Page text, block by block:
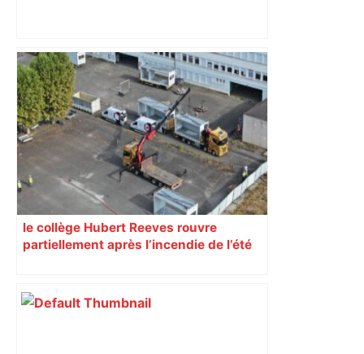
Près de Toulouse : dans cette zone
économique, un axe majeur va être
fermé en fin de soirée, voici les
déviations – Actu.fr
le collège Hubert Reeves rouvre
partiellement après l’incendie de l’été